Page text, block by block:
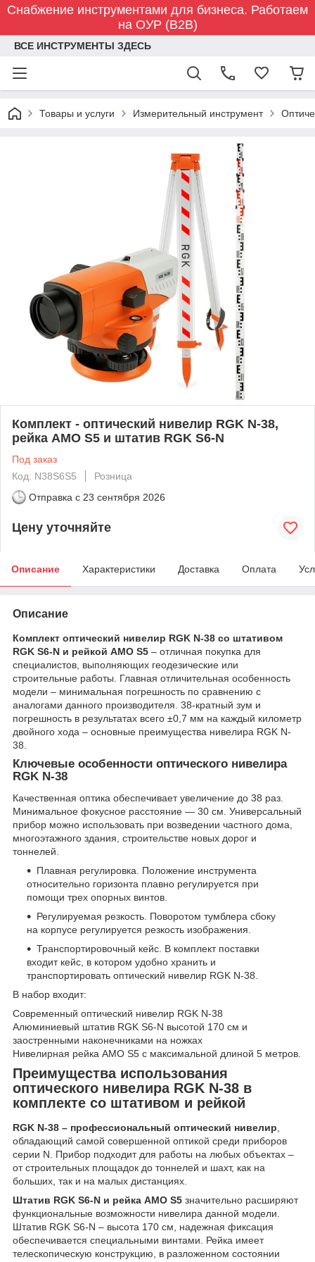
Снабжение инструментами для бизнеса. Работаем
на ОУР (B2B)
ВСЕ ИНСТРУМЕНТЫ ЗДЕСЬ
Товары и услуги Измерительный инструмент
Комплект - оптический нивелир RGK N-38,
рейка AMO S5 и штатив RGK S6-N
Под заказ
Код: N38S6S5
Розница
Отправка с 23 сентября 2026
Цену уточняйте
Описание Характеристики Доставка Оплата
Описание
Комплект оптический нивелир RGK N-38 со штативом
RGK S6-N и рейкой AMO S5 – отличная покупка для
специалистов, выполняющих геодезические или
строительные работы. Главная отличительная особенность
модели – минимальная погрешность по сравнению с
аналогами данного производителя. 38-кратный зум и
погрешность в результатах всего ±0,7 мм на каждый километр
двойного хода – основные преимущества нивелира RGK N-
38.
Ключевые особенности оптического нивелира
RGK N-38
Качественная оптика обеспечивает увеличение до 38 раз.
Минимальное фокусное расстояние — 30 см. Универсальный
прибор можно использовать при возведении частного дома,
многоэтажного здания, строительстве новых дорог и
тоннелей.
Плавная регулировка. Положение инструмента
относительно горизонта плавно регулируется при
помощи трех опорных винтов.
Регулируемая резкость. Поворотом тумблера сбоку
на корпусе регулируется резкость изображения.
Транспортировочный кейс. В комплект поставки
входит кейс, в котором удобно хранить и
транспортировать оптический нивелир RGK N-38.
В набор входит:
Современный оптический нивелир RGK N-38
Алюминиевый штатив RGK S6-N высотой 170 см и
заостренными наконечниками на ножках
Нивелирная рейка AMO S5 с максимальной длиной 5 метров.
Преимущества использования
оптического нивелира RGK N-38 в
комплекте со штативом и рейкой
RGK N-38 – профессиональный оптический нивелир,
обладающий самой совершенной оптикой среди приборов
серии N. Прибор подходит для работы на любых объектах –
от строительных площадок до тоннелей и шахт, как на
больших, так и на малых дистанциях.
Штатив RGK S6-N и рейка AMO S5 значительно расширяют
функциональные возможности нивелира данной модели.
Штатив RGK S6-N – высота 170 см, надежная фиксация
обеспечивается специальными винтами. Рейка имеет
телескопическую конструкцию, в разложенном состоянии